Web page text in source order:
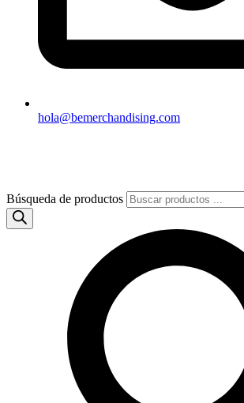
hola@bemerchandising.com
Búsqueda de productos